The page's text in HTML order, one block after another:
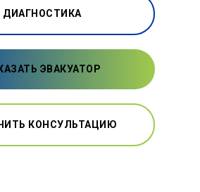
ДИАГНОСТИКА
ЭВАКУАТОР
КОНСУЛЬТАЦИЮ